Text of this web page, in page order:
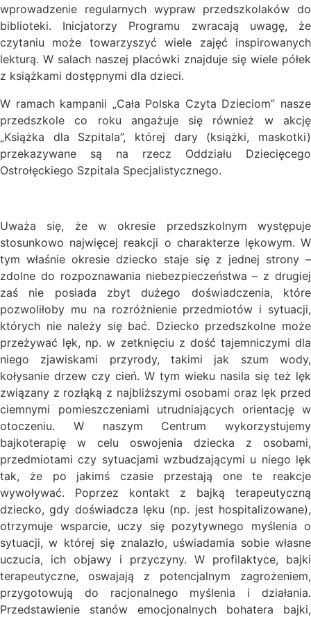
wprowadzenie regularnych wypraw przedszkolaków do
biblioteki. Inicjatorzy Programu zwracają uwagę, że
czytaniu może towarzyszyć wiele zajęć inspirowanych
lekturą. W salach naszej placówki znajduje się wiele półek
z książkami dostępnymi dla dzieci.
W ramach kampanii „Cała Polska Czyta Dzieciom” nasze
przedszkole co roku angażuje się również w akcję
„Książka dla Szpitala”, której dary (książki, maskotki)
przekazywane są na rzecz Oddziału Dziecięcego
Ostrołęckiego Szpitala Specjalistycznego.
Uważa się, że w okresie przedszkolnym występuje
stosunkowo najwięcej reakcji o charakterze lękowym. W
tym właśnie okresie dziecko staje się z jednej strony –
zdolne do rozpoznawania niebezpieczeństwa – z drugiej
zaś nie posiada zbyt dużego doświadczenia, które
pozwoliłoby mu na rozróżnienie przedmiotów i sytuacji,
których nie należy się bać. Dziecko przedszkolne może
przeżywać lęk, np. w zetknięciu z dość tajemniczymi dla
niego zjawiskami przyrody, takimi jak szum wody,
kołysanie drzew czy cień. W tym wieku nasila się też lęk
związany z rozłąką z najbliższymi osobami oraz lęk przed
ciemnymi pomieszczeniami utrudniających orientację w
otoczeniu. W naszym Centrum wykorzystujemy
bajkoterapię w celu oswojenia dziecka z osobami,
przedmiotami czy sytuacjami wzbudzającymi u niego lęk
tak, że po jakimś czasie przestają one te reakcje
wywoływać. Poprzez kontakt z bajką terapeutyczną
dziecko, gdy doświadcza lęku (np. jest hospitalizowane),
otrzymuje wsparcie, uczy się pozytywnego myślenia o
sytuacji, w której się znalazło, uświadamia sobie własne
uczucia, ich objawy i przyczyny. W profilaktyce, bajki
terapeutyczne, oswajają z potencjalnym zagrożeniem,
przygotowują do racjonalnego myślenia i działania.
Przedstawienie stanów emocjonalnych bohatera bajki,